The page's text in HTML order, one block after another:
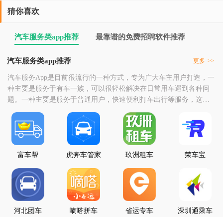
猜你喜欢
汽车服务类app推荐 最靠谱的免费招聘软件推荐
汽车服务类app推荐 更多 >>
汽车服务App是目前很流行的一种方式，专为广大车主用户打造，一
种主要是服务于有车一族，可以很轻松解决在日常用车遇到各种问
题。一种主要是服务于普通用户，快速便利打车出行等服务，这里
小编为大家整理了一些汽车服务软件，喜欢的小伙伴欢迎收藏下
载！
富车帮 虎奔车管家 玖洲租车 荣车宝
河北团车 嘀嗒拼车 省运专车
深圳通乘车